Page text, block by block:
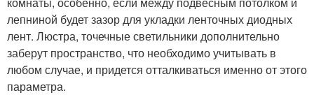
лепниной будет зазор для укладки ленточных диодных
лент. Люстра, точечные светильники дополнительно
заберут пространство, что необходимо учитывать в
любом случае, и придется отталкиваться именно от этого
параметра.